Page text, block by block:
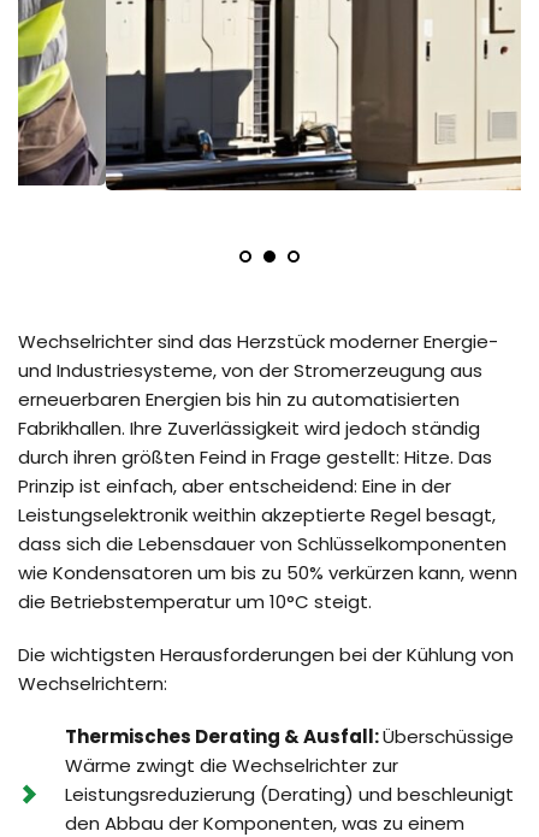
Wechselrichter sind das Herzstück moderner Energie-
und Industriesysteme, von der Stromerzeugung aus
erneuerbaren Energien bis hin zu automatisierten
Fabrikhallen. Ihre Zuverlässigkeit wird jedoch ständig
durch ihren größten Feind in Frage gestellt: Hitze. Das
Prinzip ist einfach, aber entscheidend: Eine in der
Leistungselektronik weithin akzeptierte Regel besagt,
dass sich die Lebensdauer von Schlüsselkomponenten
wie Kondensatoren um bis zu 50% verkürzen kann, wenn
die Betriebstemperatur um 10°C steigt.
Die wichtigsten Herausforderungen bei der Kühlung von
Wechselrichtern:
Thermisches Derating & Ausfall: Überschüssige
Wärme zwingt die Wechselrichter zur
Leistungsreduzierung (Derating) und beschleunigt
den Abbau der Komponenten, was zu einem